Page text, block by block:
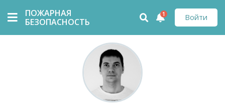
ПОЖАРНАЯ
БЕЗОПАСНОСТЬ
Войти
1